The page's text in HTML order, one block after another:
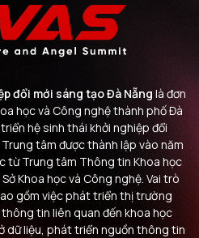
đổi mới sáng tạo Đà Nẵng là đơn
học và Công nghệ thành phố Đà
hệ sinh thái khởi nghiệp đổi
tâm được thành lập vào năm
từ Trung tâm Thông tin Khoa học
Khoa học và Công nghệ. Vai trò
gồm việc phát triển thị trường
tin liên quan đến khoa học
dữ liệu, phát triển nguồn thông tin